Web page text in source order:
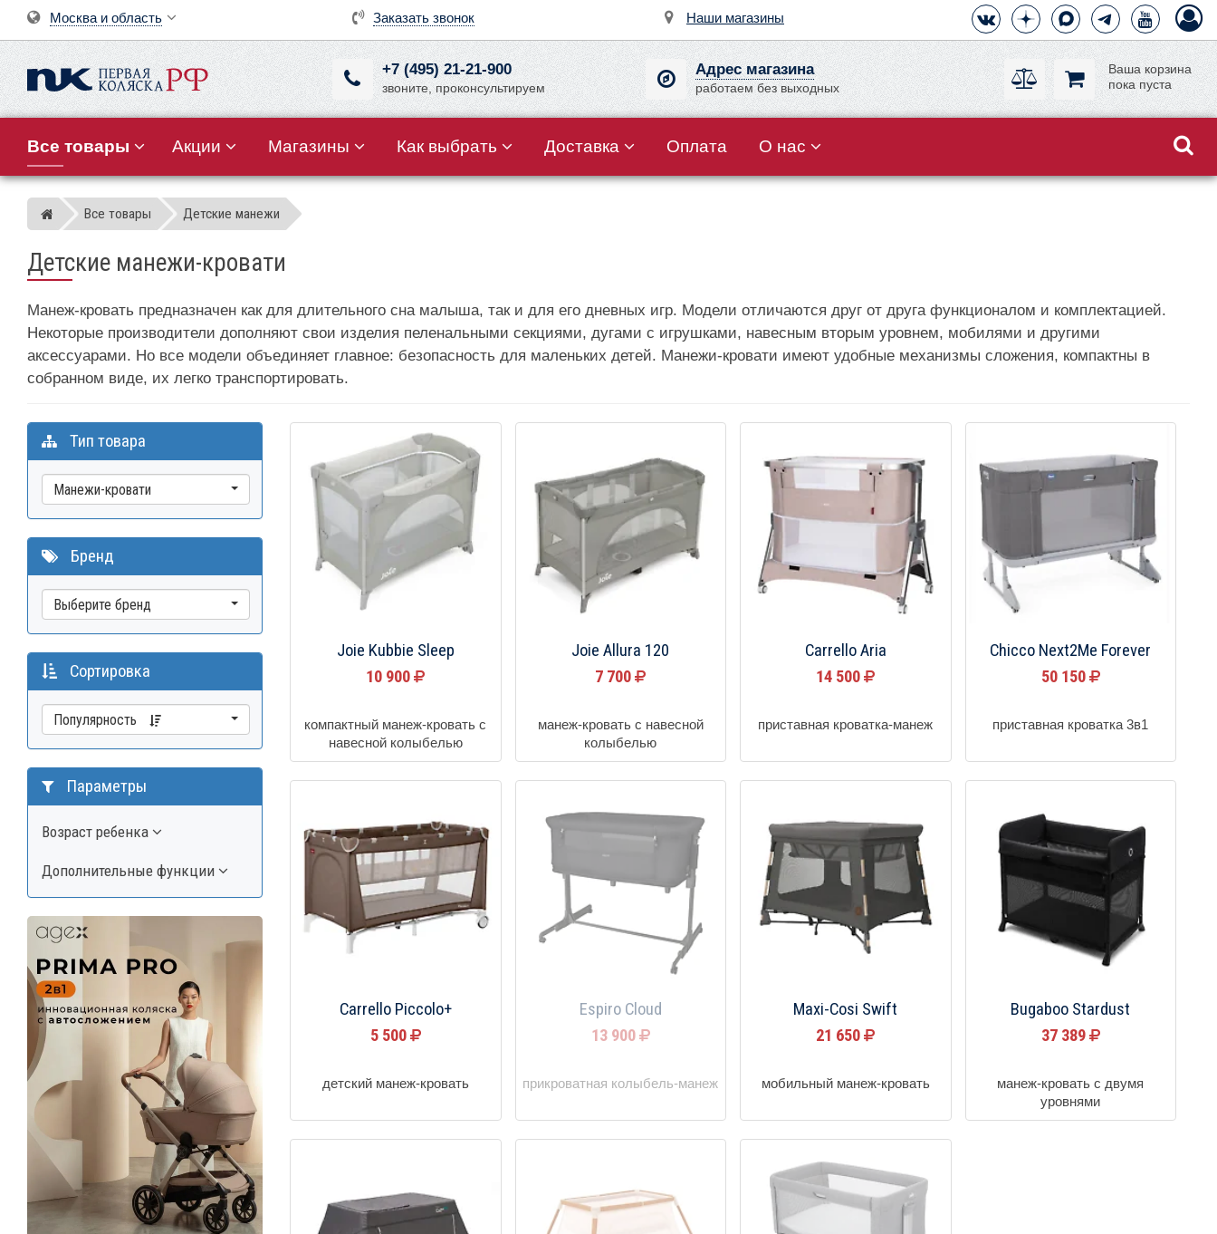
Заказать звонок Наши магазины
Москва и область
+7 (495) 21-21-900
звоните, проконсультируем
Адрес магазина
работаем без выходных
Ваша корзина
пока пуста
Все товары Акции Магазины Как выбрать Доставка Оплата О нас
Магазин детских колясок
Все товары Детские манежи
Детские манежи-кровати
Манеж-кровать предназначен как для длительного сна малыша, так и для его дневных игр. Модели отличаются друг от друга функционалом и комплектацией.
Некоторые производители дополняют свои изделия пеленальными секциями, дугами с игрушками, навесным вторым уровнем, мобилями и другими
аксессуарами. Но все модели объединяет главное: безопасность для маленьких детей. Манежи-кровати имеют удобные механизмы сложения, компактны в
собранном виде, их легко транспортировать.
Joie Kubbie Sleep
10 900
компактный манеж-кровать с
навесной колыбелью
Joie Allura 120
7 700
манеж-кровать с навесной
колыбелью
Carrello Aria
14 500
приставная кроватка-манеж
Chicco Next2Me Forever
50 150
приставная кроватка 3в1
Carrello Piccolo+
5 500
детский манеж-кровать
Espiro Cloud
13 900
прикроватная колыбель-манеж
Maxi-Cosi Swift
21 650
мобильный манеж-кровать
Bugaboo Stardust
37 389
манеж-кровать с двумя
уровнями
Тип товара
Манежи-кровати
Бренд
Выберите бренд
Сортировка
Популярность
Параметры
Возраст ребенка
Дополнительные функции